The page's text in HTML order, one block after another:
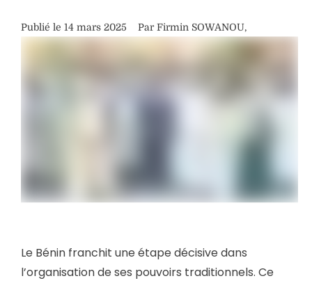
Publié le 14 mars 2025 Par Firmin SOWANOU,
Le Bénin franchit une étape décisive dans
l’organisation de ses pouvoirs traditionnels. Ce